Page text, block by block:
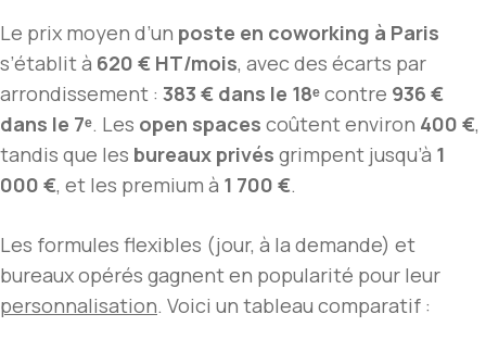
Le prix moyen d’un poste en coworking à Paris
s’établit à 620 € HT/mois, avec des écarts par
arrondissement : 383 € dans le 18ᵉcontre 936 €
dans le 7ᵉ. Les open spaces coûtent environ 400 €,
tandis que les bureaux privés grimpent jusqu’à 1
000 €, et les premium à 1 700 €.
Les formules flexibles (jour, à la demande) et
bureaux opérés gagnent en popularité pour leur
personnalisation. Voici un tableau comparatif :